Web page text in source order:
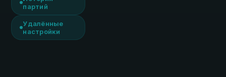
партий
Удалённые
настройки